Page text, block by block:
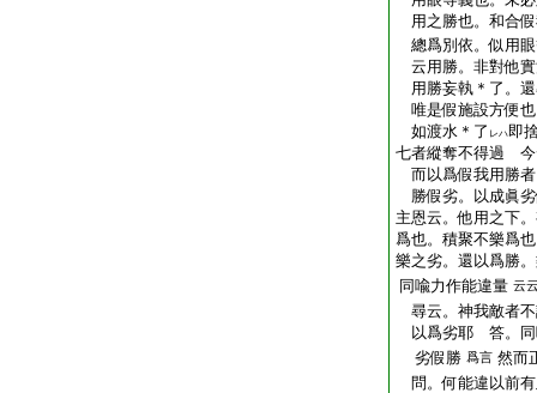
用之勝也。和合
總爲別依。似用
云用勝。非對他
用勝妄執＊了。
唯是假施設方便
如渡水＊了 レハ即
七者縱奪不得過 今
而以爲假我用勝
勝假劣。以成眞
主恩云。他用之下
爲也。積聚不樂爲
樂之劣。還以爲勝
同喩力作能違量 云
尋云。神我敵者
以爲劣耶 答。同
劣假勝 爲言 然而
問。何能違以前